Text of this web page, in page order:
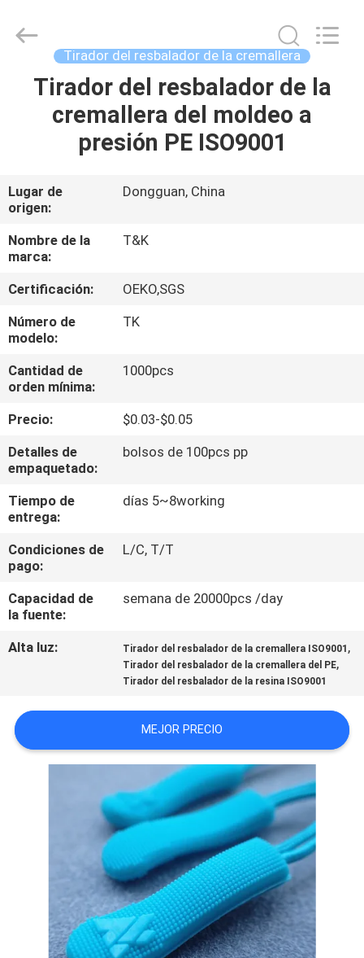
HOGAR
PRODUCTOS
SOBRE
NOSOTROS
VIAJE
DE
LA
DE
CALIDAD
ÉNTRENOS
EN
CONTACTO
CON
PIDA
MAPA
POLICY
Garment
Accessories
Tirador del resbalador de la cremallera
Tirador del resbalador de la
cremallera del moldeo a
presión PE ISO9001
Lugar de
origen:
Dongguan, China
Nombre de la
marca:
T&K
Certificación:
OEKO,SGS
Número de
modelo:
TK
Cantidad de
orden mínima:
1000pcs
Precio:
$0.03-$0.05
Detalles de
empaquetado:
bolsos de 100pcs pp
Tiempo de
entrega:
días 5~8working
Condiciones de
pago:
L/C, T/T
Capacidad de
la fuente:
semana de 20000pcs /day
Alta luz: Tirador del resbalador de la cremallera ISO9001 ,
Tirador del resbalador de la cremallera del PE,
Tirador del resbalador de la resina ISO9001
MEJOR PRECIO